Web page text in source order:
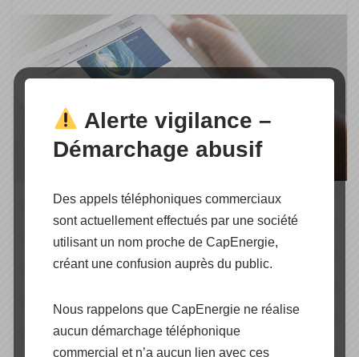
Webinaires KOSTAL
gratuits : 6 thèmes d’une
heure jusqu’au 21
CapEnergie Actualité
Alerte vigilance –
Démarchage abusif
Des appels téléphoniques commerciaux
sont actuellement effectués par une société
utilisant un nom proche de CapEnergie,
créant une confusion auprès du public.
Nous rappelons que CapEnergie ne réalise
aucun démarchage téléphonique
commercial et n’a aucun lien avec ces